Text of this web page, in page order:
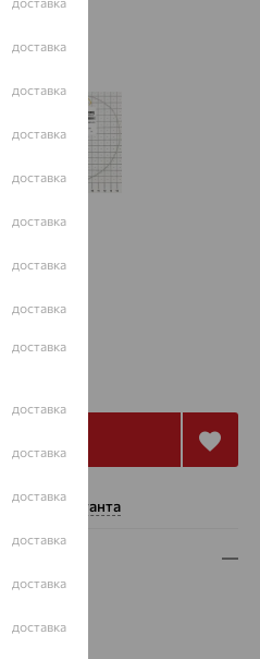
консультанта
доставка
доставка
доставка
доставка
доставка
доставка
доставка
доставка
доставка
доставка
доставка
доставка
доставка
доставка